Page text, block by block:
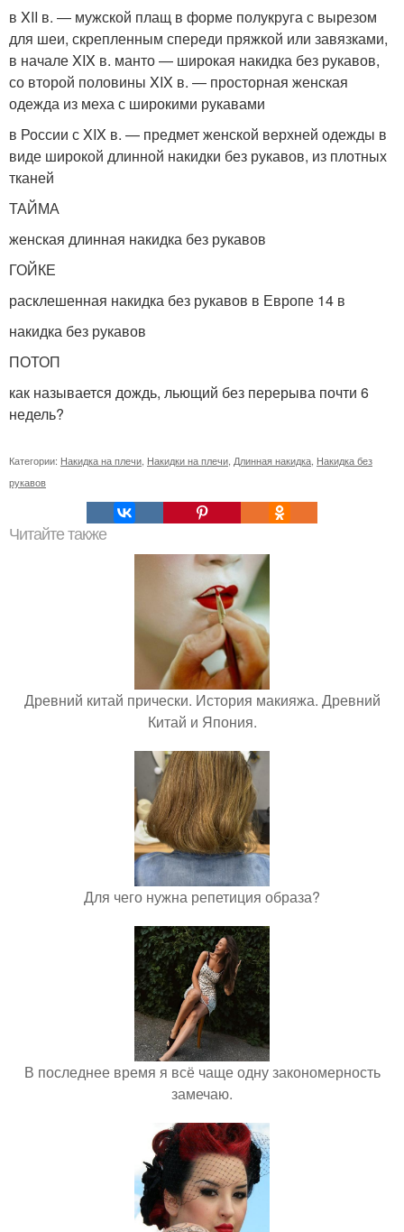
в XII в. — мужской плащ в форме полукруга с вырезом
для шеи, скрепленным спереди пряжкой или завязками,
в начале XIX в. манто — широкая накидка без рукавов,
со второй половины XIX в. — просторная женская
одежда из меха с широкими рукавами
в России с XIX в. — предмет женской верхней одежды в
виде широкой длинной накидки без рукавов, из плотных
тканей
ТАЙМА
женская длинная накидка без рукавов
ГОЙКЕ
расклешенная накидка без рукавов в Европе 14 в
накидка без рукавов
ПОТОП
как называется дождь, льющий без перерыва почти 6
недель?
Категории: Накидка на плечи Накидки на плечи Длинная накидка Накидка без
рукавов
Читайте также
Древний китай прически. История макияжа. Древний
Китай и Япония.
Для чего нужна репетиция образа?
В последнее время я всё чаще одну закономерность
замечаю.